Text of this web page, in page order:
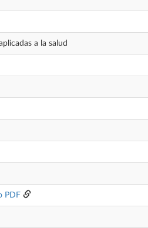
a la salud
PDF